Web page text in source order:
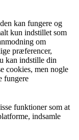
kan fungere og
kun indstillet som
om
præferencer,
kan indstille din
cookies, men nogle
fungere
funktioner som at
indsamle